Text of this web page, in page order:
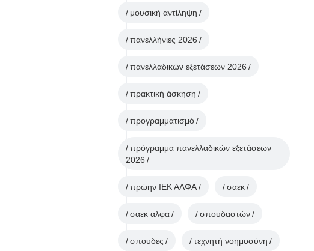
μουσική αντίληψη
πανελλήνιες 2026
πανελλαδικών εξετάσεων 2026
πρακτική άσκηση
προγραμματισμό
πρόγραμμα πανελλαδικών εξετάσεων
2026
πρώην ΙΕΚ ΑΛΦΑ σαεκ
σαεκ αλφα σπουδαστών
σπουδες τεχνητή νοημοσύνη